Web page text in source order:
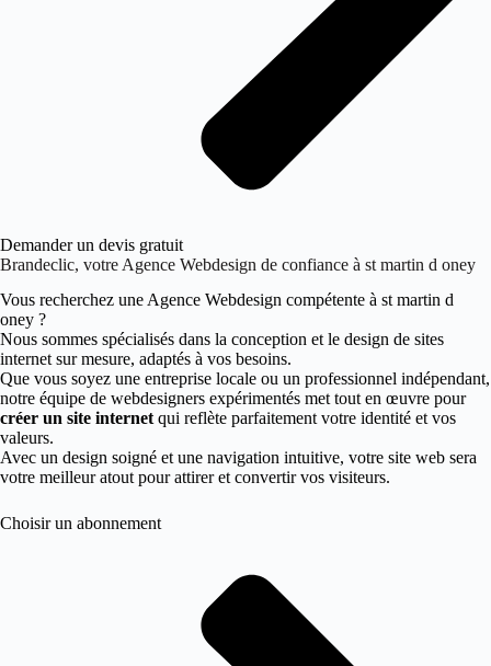
Demander un devis gratuit
Brandeclic, votre Agence Webdesign de confiance à st martin d oney
Vous recherchez une Agence Webdesign compétente à st martin d
oney ?
Nous sommes spécialisés dans la conception et le design de sites
internet sur mesure, adaptés à vos besoins.
Que vous soyez une entreprise locale ou un professionnel indépendant,
notre équipe de webdesigners expérimentés met tout en œuvre pour
créer un site internet qui reflète parfaitement votre identité et vos
valeurs.
Avec un design soigné et une navigation intuitive, votre site web sera
votre meilleur atout pour attirer et convertir vos visiteurs.
Choisir un abonnement